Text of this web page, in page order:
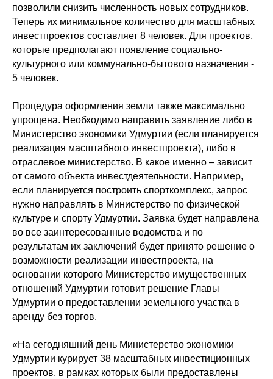
позволили снизить численность новых сотрудников.
Теперь их минимальное количество для масштабных
инвестпроектов составляет 8 человек. Для проектов,
которые предполагают появление социально-
культурного или коммунально-бытового назначения -
5 человек.
Процедура оформления земли также максимально
упрощена. Необходимо направить заявление либо в
Министерство экономики Удмуртии (если планируется
реализация масштабного инвестпроекта), либо в
отраслевое министерство. В какое именно – зависит
от самого объекта инвестдеятельности. Например,
если планируется построить спорткомплекс, запрос
нужно направлять в Министерство по физической
культуре и спорту Удмуртии. Заявка будет направлена
во все заинтересованные ведомства и по
результатам их заключений будет принято решение о
возможности реализации инвестпроекта, на
основании которого Министерство имущественных
отношений Удмуртии готовит решение Главы
Удмуртии о предоставлении земельного участка в
аренду без торгов.
«На сегодняшний день Министерство экономики
Удмуртии курирует 38 масштабных инвестиционных
проектов, в рамках которых были предоставлены